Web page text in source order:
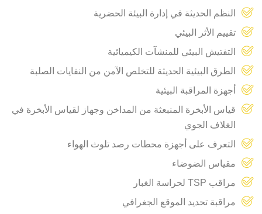
النظم الحديثة في إدارة البيئة الحضرية
تقييم الأثر البيئي
التفتيش البيئي للمنشآت الكيميائية
الطرق البيئية الحديثة للتخلص الآمن من النفايات الصلبة
أجهزة المراقبة البيئية
قياس الأبخرة المنبعثة من المداخن وجهاز لقياس الأبخرة في
الغلاف الجوي
التعرف على أجهزة محطات رصد تلوث الهواء
مقياس الضوضاء
مراقب TSP لحراسة الغبار
مراقبة تحديد الموقع الجغرافي